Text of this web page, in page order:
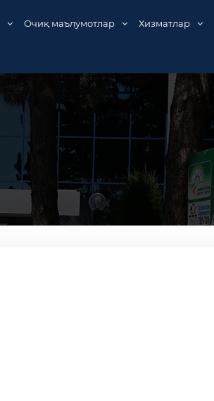
Очиқ маълумотлар Хизматлар